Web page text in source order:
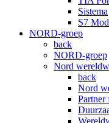
Sistema
S7
NORD-groep
back
NORD-groep
Nord
back
Nord
Partner